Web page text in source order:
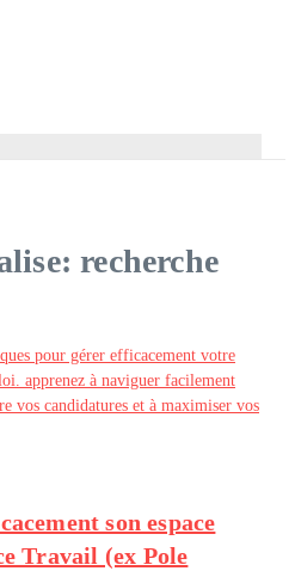
recherche
son espace
Travail (ex Pole